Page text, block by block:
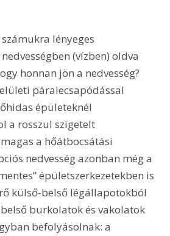
lényeges
(vízben) oldva
honnan jön a nedvesség?
páralecsapódással
épületeknél
a rosszul szigetelt
a hőátbocsátási
nedvesség azonban még a
épületszerkezetekben is
külső-belső légállapotokból
burkolatok és vakolatok
befolyásolnak: a